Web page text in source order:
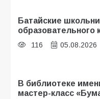
Батайские
образовательного
116 05.08.2026
В библиотеке
мастер-класс